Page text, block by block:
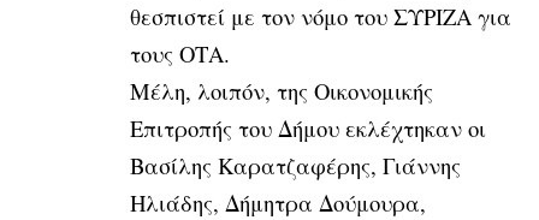
θεσπιστεί με τον νόμο του ΣΥΡΙΖΑ για
τους ΟΤΑ.
Μέλη, λοιπόν, της Οικονομικής
Επιτροπής του Δήμου εκλέχτηκαν οι
Βασίλης Καρατζαφέρης, Γιάννης
Ηλιάδης, Δήμητρα Δούμουρα,